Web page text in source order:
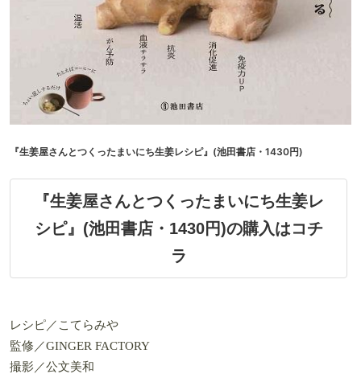
『生姜屋さんとつくったまいにち生姜レシピ』(池田書店・1430円)
『生姜屋さんとつくったまいにち生姜レ
シピ』(池田書店・1430円)の購入はコチ
ラ
レシピ／こてらみや
監修／GINGER FACTORY
撮影／公文美和